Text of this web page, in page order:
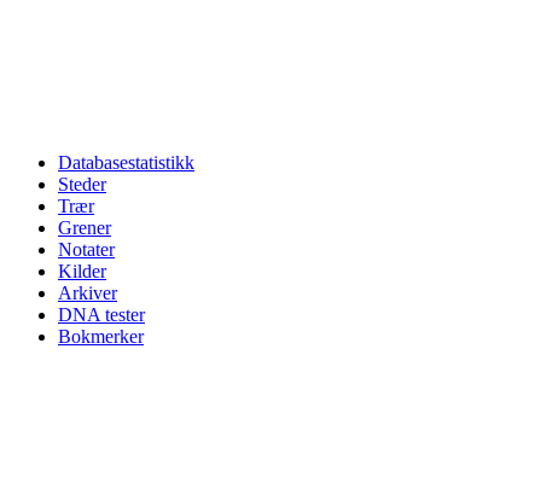
Databasestatistikk
Steder
Trær
Grener
Notater
Kilder
Arkiver
DNA tester
Bokmerker